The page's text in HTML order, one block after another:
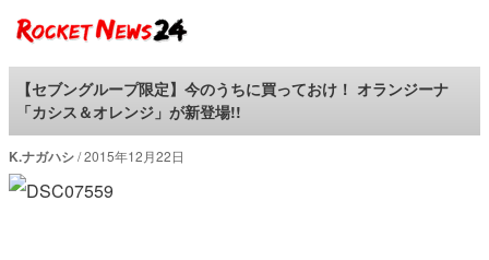
ロケットニュース24
【セブングループ限定】今のうちに買っておけ！ オランジーナ
「カシス＆オレンジ」が新登場!!
K.ナガハシ 2015年12月22日